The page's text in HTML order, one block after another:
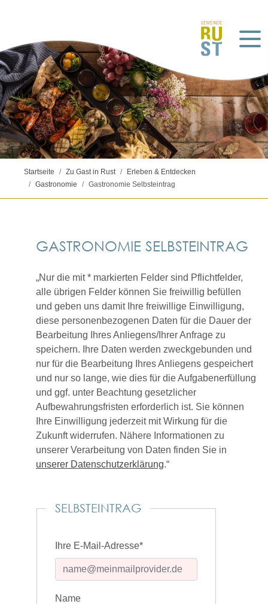
Startseite Zu Gast in Rust
Erleben & Entdecken
Gastronomie
Gastronomie Selbsteintrag
GASTRONOMIE SELBSTEINTRAG
„Nur die mit * markierten Felder sind Pflichtfelder,
alle übrigen Felder können Sie freiwillig befüllen
und geben uns damit Ihre freiwillige Einwilligung,
diese personenbezogenen Daten für die Dauer der
Bearbeitung Ihres Anliegens/Ihrer Anfrage zu
speichern. Ihre Daten werden zweckgebunden und
nur für die Bearbeitung Ihres Anliegens gespeichert
und nur so lange, wie dies für die Aufgabenerfüllung
und ggf. unter Beachtung gesetzlicher
Aufbewahrungsfristen erforderlich ist. Sie können
Ihre Einwilligung jederzeit mit Wirkung für die
Zukunft widerrufen. Nähere Informationen zu
unserer Verarbeitung von Daten finden Sie in
unserer Datenschutzerklärung.“
SELBSTEINTRAG
Ihre E-Mail-Adresse*
Name